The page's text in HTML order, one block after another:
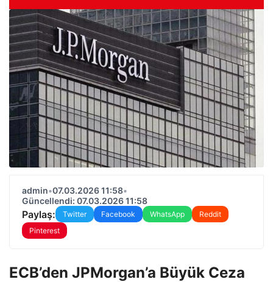
admin•07.03.2026 11:58•
Güncellendi: 07.03.2026 11:58
Paylaş: Twitter Facebook WhatsApp
Reddit
Pinterest
ECB’den JPMorgan’a Büyük Ceza